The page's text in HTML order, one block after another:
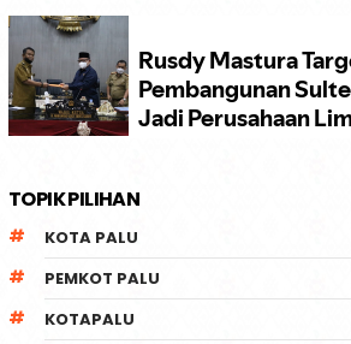
TOPIK PILIHAN
KOTA PALU
PEMKOT PALU
KOTAPALU